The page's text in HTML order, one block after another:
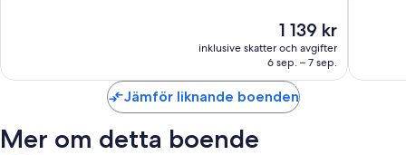
Priset
1 139 kr
1 139 kr
inklusive skatter och avgifter
6 sep. – 7 sep.
Jämför liknande boenden
Mer om detta boende